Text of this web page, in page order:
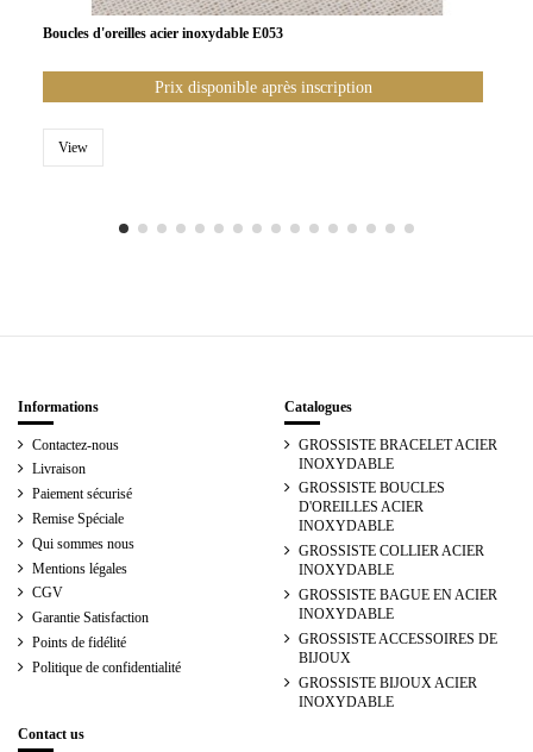
Boucles d'oreilles acier inoxydable E053
Prix disponible après inscription
View
Informations
Contactez-nous
Livraison
Paiement sécurisé
Remise Spéciale
Qui sommes nous
Mentions légales
CGV
Garantie Satisfaction
Points de fidélité
Politique de confidentialité
Catalogues
GROSSISTE BRACELET ACIER
INOXYDABLE
GROSSISTE BOUCLES
D'OREILLES ACIER
INOXYDABLE
GROSSISTE COLLIER ACIER
INOXYDABLE
GROSSISTE BAGUE EN ACIER
INOXYDABLE
GROSSISTE ACCESSOIRES DE
BIJOUX
GROSSISTE BIJOUX ACIER
INOXYDABLE
Contact us